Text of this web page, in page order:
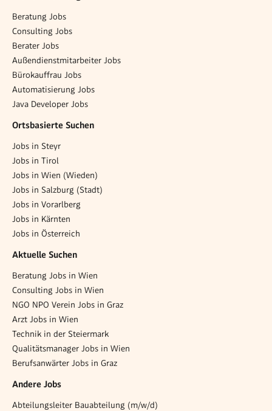
Beratung Jobs
Consulting Jobs
Berater Jobs
Außendienstmitarbeiter Jobs
Bürokauffrau Jobs
Automatisierung Jobs
Java Developer Jobs
Ortsbasierte Suchen
Jobs in Steyr
Jobs in Tirol
Jobs in Wien (Wieden)
Jobs in Salzburg (Stadt)
Jobs in Vorarlberg
Jobs in Kärnten
Jobs in Österreich
Aktuelle Suchen
Beratung Jobs in Wien
Consulting Jobs in Wien
NGO NPO Verein Jobs in Graz
Arzt Jobs in Wien
Technik in der Steiermark
Qualitätsmanager Jobs in Wien
Berufsanwärter Jobs in Graz
Andere Jobs
Abteilungsleiter Bauabteilung (m/w/d)